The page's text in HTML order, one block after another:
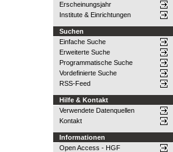
Erscheinungsjahr
Institute & Einrichtungen
Suchen
Einfache Suche
Erweiterte Suche
Programmatische Suche
Vordefinierte Suche
RSS-Feed
Hilfe & Kontakt
Verwendete Datenquellen
Kontakt
Informationen
Open Access - HGF